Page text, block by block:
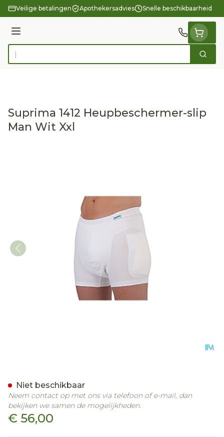
Ga naar de inhoud
Veilige betalingen Apothekersadvies Snelle beschikbaarheid
Menu
Product, merk, categorie... Zoek
Suprima 1412 Heupbeschermer-slip
Man Wit Xxl
€ 56,00
Niet beschikbaar
Neem contact op met ons via telefoon of e-mail, dan
bekijken we samen de mogelijkheden.